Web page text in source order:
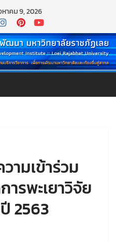
าคม 9, 2026
ามเข้าร่วม
ารพะเยาวิจัย
2563